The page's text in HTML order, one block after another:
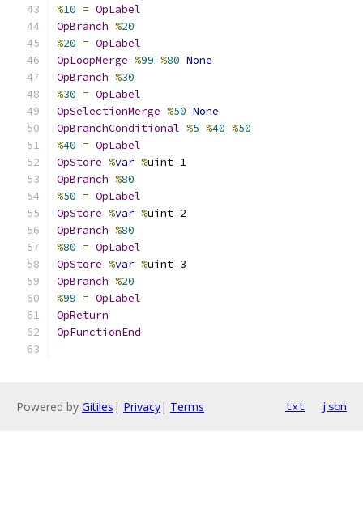
%10 = OpLabel
OpBranch %20
%20 = OpLabel
OpLoopMerge %99 %80 None
OpBranch %30
%30 = OpLabel
OpSelectionMerge %50 None
OpBranchConditional %5 %40 %50
%40 = OpLabel
OpStore %var %uint_1
OpBranch %80
%50 = OpLabel
OpStore %var %uint_2
OpBranch %80
%80 = OpLabel
OpStore %var %uint_3
OpBranch %20
%99 = OpLabel
OpReturn
OpFunctionEnd
Powered by Gitiles | Privacy| Terms txt json